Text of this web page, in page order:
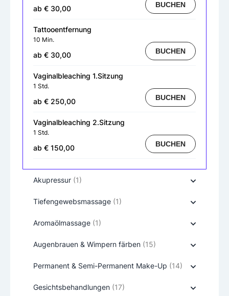
ab € 30,00 BUCHEN
Tattooentfernung
10 Min.
ab € 30,00 BUCHEN
Vaginalbleaching 1.Sitzung
1 Std.
ab € 250,00 BUCHEN
Vaginalbleaching 2.Sitzung
1 Std.
ab € 150,00 BUCHEN
Akupressur (1)
Tiefengewebsmassage (1)
Aromaölmassage (1)
Augenbrauen & Wimpern färben (15)
Permanent & Semi-Permanent Make-Up (14)
Gesichtsbehandlungen (17)